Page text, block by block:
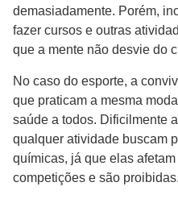
demasiadamente. Porém,
fazer cursos e outras
que a mente não desvie do
No caso do esporte, a
que praticam a mesma
saúde a todos. Dificilmente
qualquer atividade buscam
químicas, já que elas
competições e são proibidas.